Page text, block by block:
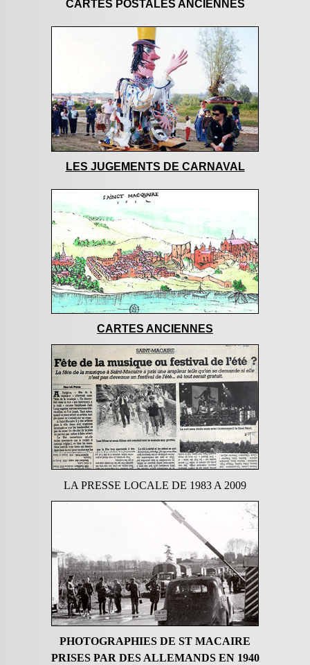
CARTES POSTALES ANCIENNES
LES JUGEMENTS DE CARNAVAL
CARTES ANCIENNES
LA PRESSE LOCALE DE 1983 A 2009
PHOTOGRAPHIES DE ST MACAIRE
PRISES PAR DES ALLEMANDS EN 1940